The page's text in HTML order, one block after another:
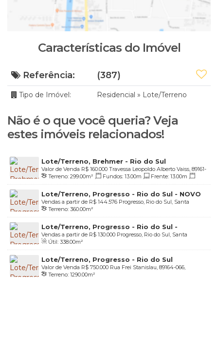
Características do Imóvel
Referência: (387)
Tipo de Imóvel: Residencial » Lote/Terreno
Não é o que você queria? Veja
estes imóveis relacionados!
Lote/Terreno, Brehmer - Rio do Sul
R$ 160.000
Valor de Venda
Travessa Leopoldo Alberto Vaiss, 89161-
090, Bremer, Rio do Sul, Santa Catarina, Brasil
Terreno: 299.00m² , Fundos: 13.00m , Frente: 13.00m ,
Lado Direito: 24.50m , Lado Esquerdo: 21.50m
Lote/Terreno, Progresso - Rio do Sul - NOVO
MILENIO II
R$ 144.576
Vendas a partir de
Progresso, Rio do Sul, Santa
Catarina, Brasil
Terreno: 360.00m²
Lote/Terreno, Progresso - Rio do Sul -
RONDINELLA R$ 130.000
Vendas a partir de
Progresso, Rio do Sul, Santa
Catarina, Brasil
Útil: 338.00m²
Lote/Terreno, Progresso - Rio do Sul
R$ 750.000
Valor de Venda
Rua Frei Stanislau, 89164-066,
Progresso, Rio do Sul, Santa Catarina, Brasil
Terreno: 1290.00m²